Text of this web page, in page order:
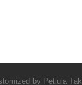
by Petiula